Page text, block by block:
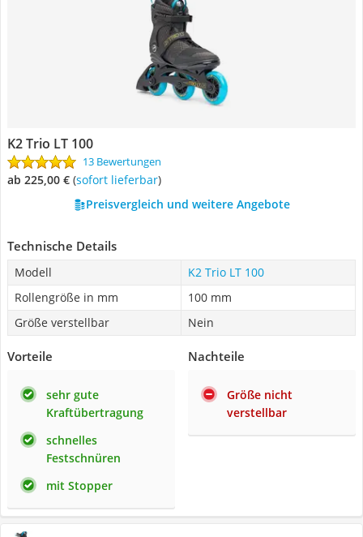
K2 Trio LT 100
13 Bewertungen
ab 225,00 € ( Sofort lieferbar)
Preisvergleich und weitere Angebote
Technische Details
Modell
K2 Trio LT 100
Rollengröße in mm
100 mm
Größe verstellbar
Nein
Vorteile
sehr gute
Kraftübertragung
schnelles
Festschnüren
mit Stopper
Nachteile
Größe nicht
verstellbar